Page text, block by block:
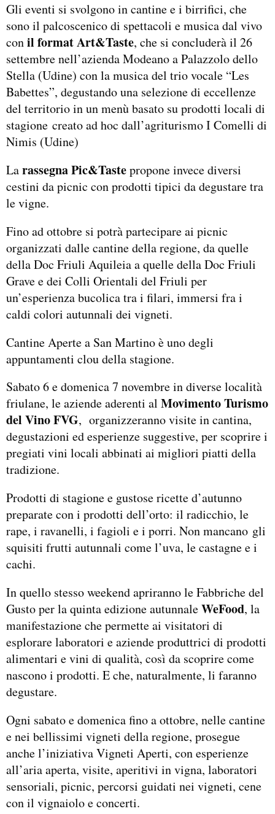
Gli eventi si svolgono in cantine e i birrifici, che
sono il palcoscenico di spettacoli e musica dal vivo
conil format Art&Taste, che si concluderà il 26
settembre nell’azienda Modeano a Palazzolo dello
Stella (Udine) con la musica del trio vocale “Les
Babettes”, degustando una selezione di eccellenze
del territorio in un menù basato su prodotti locali di
stagione creato ad hoc dall’agriturismo I Comelli di
Nimis (Udine)
Larassegna Pic&Tastepropone invece diversi
cestini da picnic con prodotti tipici da degustare tra
le vigne.
Fino ad ottobre si potrà partecipare ai picnic
organizzati dalle cantine della regione, da quelle
della Doc Friuli Aquileia a quelle della Doc Friuli
Grave e dei Colli Orientali del Friuli per
un’esperienza bucolica tra i filari, immersi fra i
caldi colori autunnali dei vigneti.
Cantine Aperte a San Martino è uno degli
appuntamenti clou della stagione.
Sabato 6 e domenica 7 novembre in diverse località
friulane, le aziende aderenti al Movimento Turismo
del Vino FVG, organizzeranno visite in cantina,
degustazioni ed esperienze suggestive, per scoprire i
pregiati vini locali abbinati ai migliori piatti della
tradizione.
Prodotti di stagione e gustose ricette d’autunno
preparate con i prodotti dell’orto: il radicchio, le
rape, i ravanelli, i fagioli e i porri. Non mancano gli
squisiti frutti autunnali come l’uva, le castagne e i
cachi.
In quello stesso weekend apriranno le Fabbriche del
Gusto per la quinta edizione autunnaleWeFood, la
manifestazione che permette ai visitatori di
esplorare laboratori e aziende produttrici di prodotti
alimentari e vini di qualità, così da scoprire come
nascono i prodotti. E che, naturalmente, li faranno
degustare.
Ogni sabato e domenica fino a ottobre, nelle cantine
e nei bellissimi vigneti della regione, prosegue
anche l’iniziativa Vigneti Aperti, con esperienze
all’aria aperta, visite, aperitivi in vigna, laboratori
sensoriali, picnic, percorsi guidati nei vigneti, cene
con il vignaiolo e concerti.